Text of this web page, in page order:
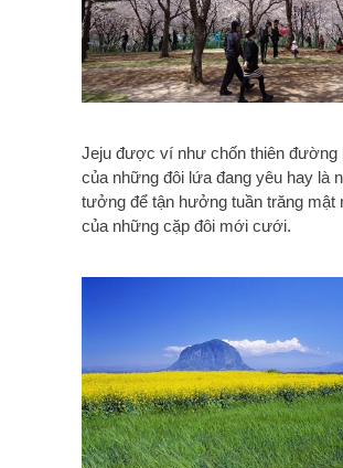
Jeju được ví như chốn thiên đường
của những đôi lứa đang yêu hay là
tưởng để tận hưởng tuần trăng mật
của những cặp đôi mới cưới.